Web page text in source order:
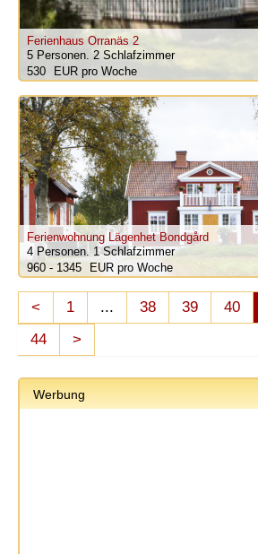
Ferienhaus Orranäs 2
5 Personen. 2 Schlafzimmer
530
pro Woche
Ferienwohnung Lägenhet Bondgård
4 Personen.1 Schlafzimmer
960 - 1345
pro Woche
< 1 ... 38 39 40
44
>
Werbung